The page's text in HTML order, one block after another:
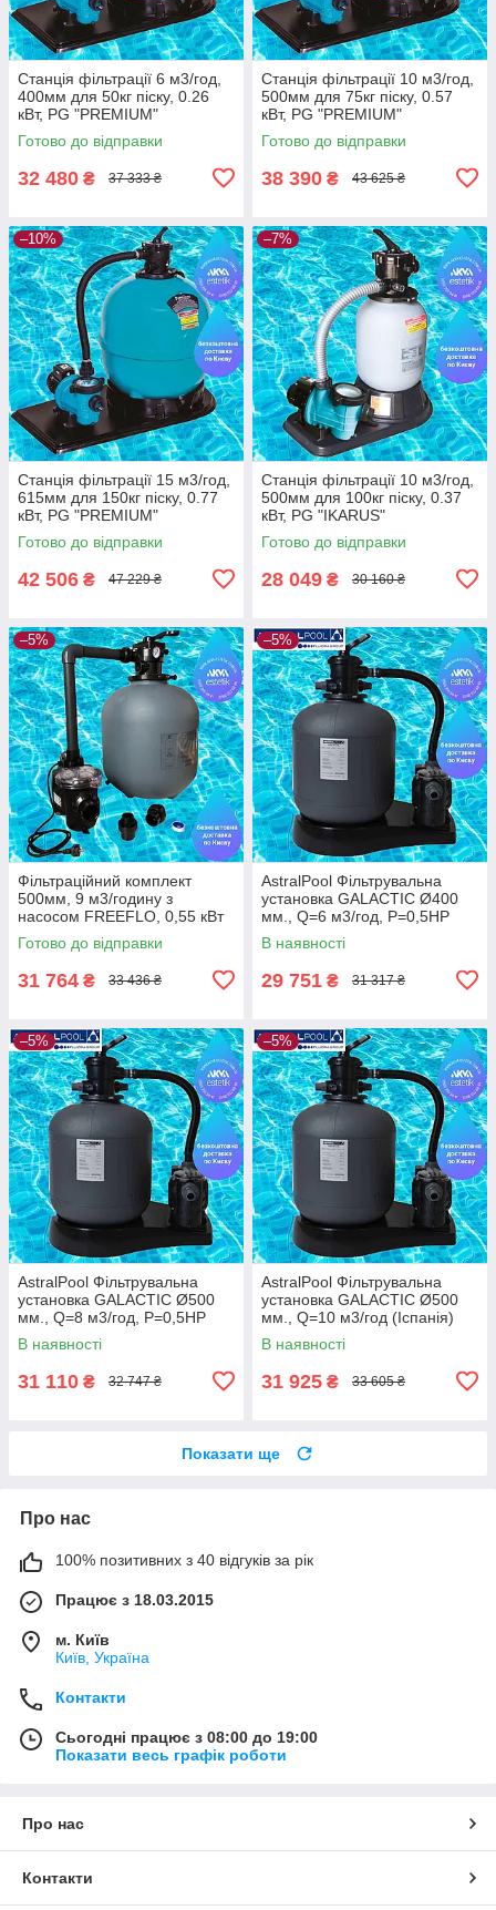
Станція фільтрації 6 м3/год,
400мм для 50кг піску, 0.26
кВт, PG "PREMIUM"
Готово до відправки
32 480 ₴ 37 333 ₴
Станція фільтрації 10 м3/год,
500мм для 75кг піску, 0.57
кВт, PG "PREMIUM"
Готово до відправки
38 390 ₴ 43 625 ₴
–10%
Станція фільтрації 15 м3/год,
615мм для 150кг піску, 0.77
кВт, PG "PREMIUM"
Готово до відправки
42 506 ₴ 47 229 ₴
–7%
Станція фільтрації 10 м3/год,
500мм для 100кг піску, 0.37
кВт, PG "IKARUS"
Готово до відправки
28 049 ₴ 30 160 ₴
–5%
Фільтраційний комплект
500мм, 9 м3/годину з
насосом FREEFLO, 0,55 кВт
без підставки
Готово до відправки
31 764 ₴ 33 436 ₴
–5%
AstralPool Фільтрувальна
установка GALACTIC Ø400
мм., Q=6 м3/год, Р=0,5НР
(Іспанія)
В наявності
29 751 ₴ 31 317 ₴
–5%
AstralPool Фільтрувальна
установка GALACTIC Ø500
мм., Q=8 м3/год, Р=0,5НР
(Іспанія)
В наявності
31 110 ₴ 32 747 ₴
–5%
AstralPool Фільтрувальна
установка GALACTIC Ø500
мм., Q=10 м3/год (Іспанія)
В наявності
31 925 ₴ 33 605 ₴
Показати ще
Про нас
100% позитивних з 40 відгуків за рік
Працює з 18.03.2015
м. Київ
Київ, Україна
Контакти
Сьогодні працює з 08:00 до 19:00
Показати весь графік роботи
Про нас
Контакти